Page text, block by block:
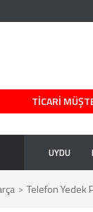
TİCARİ
UYDU
Telefon Yedek